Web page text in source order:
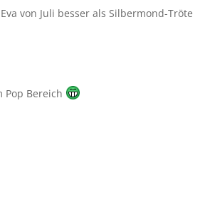
von Juli besser als Silbermond-Tröte
Bereich